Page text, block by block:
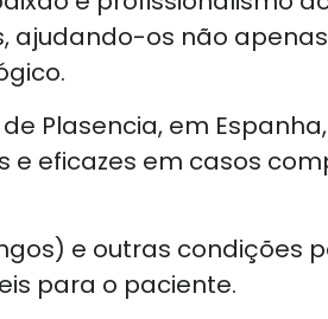
ajudando-os não
Plasencia, em
eficazes em casos
e outras condições
para o paciente.